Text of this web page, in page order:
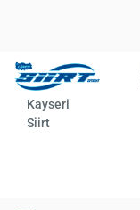
Kayseri
Siirt